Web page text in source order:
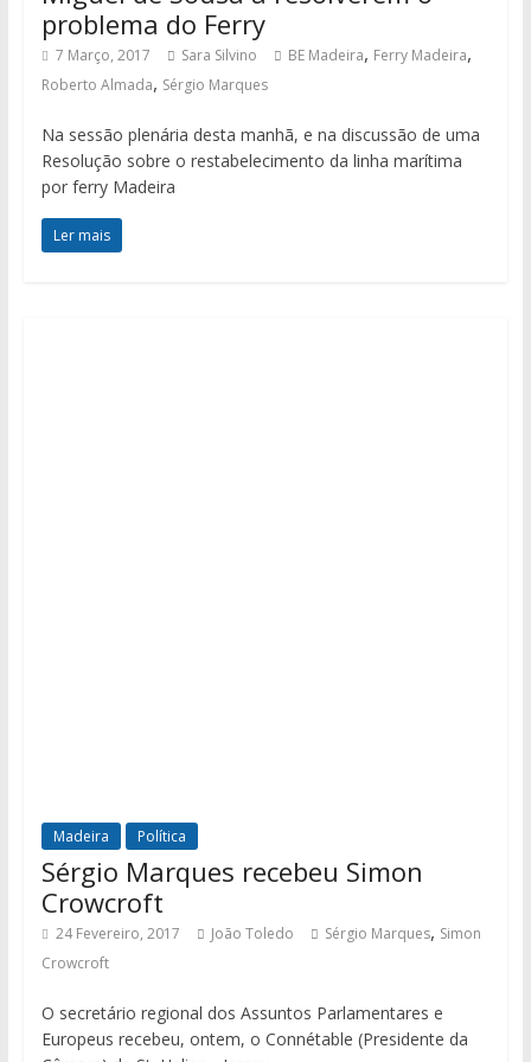
problema do Ferry
7 Março, 2017 Sara Silvino BE Madeira, Ferry Madeira,
Roberto Almada, Sérgio Marques
Na sessão plenária desta manhã, e na discussão de uma
Resolução sobre o restabelecimento da linha marítima
por ferry Madeira
Ler mais
Madeira Política
Sérgio Marques recebeu Simon
Crowcroft
24 Fevereiro, 2017 João Toledo Sérgio Marques, Simon
Crowcroft
O secretário regional dos Assuntos Parlamentares e
Europeus recebeu, ontem, o Connétable (Presidente da